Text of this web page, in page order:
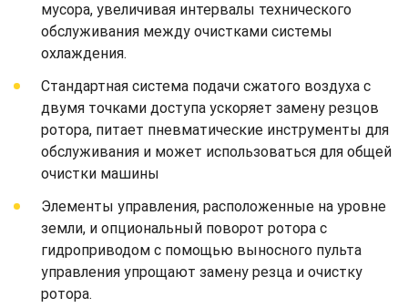
мусора, увеличивая интервалы технического
обслуживания между очистками системы
охлаждения.
Стандартная система подачи сжатого воздуха с
двумя точками доступа ускоряет замену резцов
ротора, питает пневматические инструменты для
обслуживания и может использоваться для общей
очистки машины
Элементы управления, расположенные на уровне
земли, и опциональный поворот ротора с
гидроприводом с помощью выносного пульта
управления упрощают замену резца и очистку
ротора.